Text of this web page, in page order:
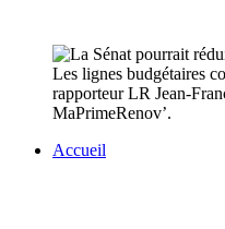
Les lignes budgétaires
rapporteur LR Jean-
MaPrimeRenov’.
Accueil